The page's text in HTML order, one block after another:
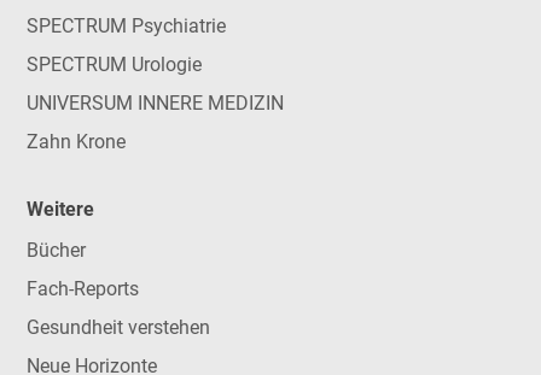
SPECTRUM Psychiatrie
SPECTRUM Urologie
UNIVERSUM INNERE MEDIZIN
Zahn Krone
Weitere
Bücher
Fach-Reports
Gesundheit verstehen
Neue Horizonte